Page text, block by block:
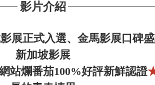
影片介紹
展正式入選、金馬影展口碑
新加坡影展
站爛番茄100%好評新鮮認證